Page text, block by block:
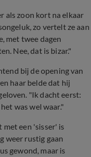
als zoon kort na elkaar
zo vertelt ze aan
met twee dagen
Nee, dat is bizar."
bij de opening van
haar belde dat hij
"Ik dacht eerst:
was wel waar."
een 'sisser' is
weer rustig gaan
gewond, maar is